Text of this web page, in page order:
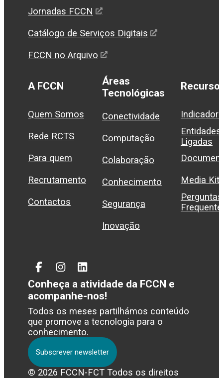
Jornadas FCCN
Catálogo de Serviços Digitais
FCCN no Arquivo
A FCCN
Quem Somos
Rede RCTS
Para quem
Recrutamento
Contactos
Áreas
Tecnológicas
Conectividade
Computação
Colaboração
Conhecimento
Segurança
Inovação
Entidades
Ligadas
Media Kit
Perguntas
FacebookInstagram
Linked
In
Conheça a atividade da FCCN e
acompanhe-nos!
Todos os meses partilhámos conteúdo
que promove a tecnologia para o
conhecimento.
Subscrever newsletter
© 2026 FCCN-FCT Todos os direitos